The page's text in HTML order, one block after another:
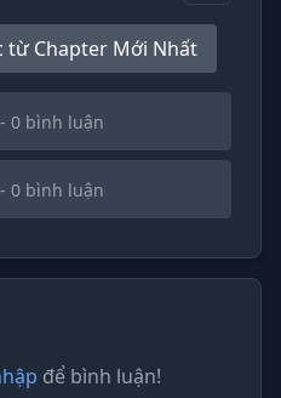
từ Chapter Mới Nhất
0 bình luận
0 bình luận
để bình luận!